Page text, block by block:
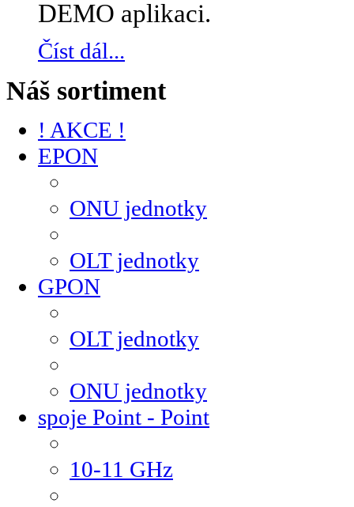
DEMO aplikaci.
Číst dál...
Náš sortiment
! AKCE !
EPON
ONU jednotky
OLT jednotky
GPON
OLT jednotky
ONU jednotky
spoje Point - Point
10-11 GHz